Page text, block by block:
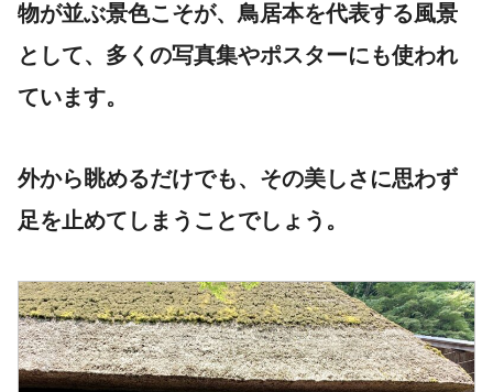
物が並ぶ景色こそが、鳥居本を代表する風景
として、多くの写真集やポスターにも使われ
ています。
外から眺めるだけでも、その美しさに思わず
足を止めてしまうことでしょう。